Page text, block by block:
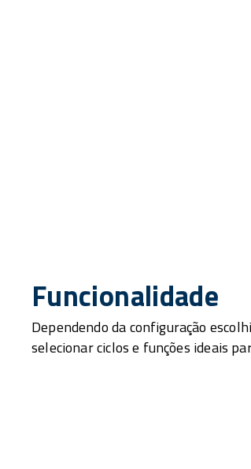
Funcionalidade
Dependendo da configuração
selecionar ciclos e funções ideais